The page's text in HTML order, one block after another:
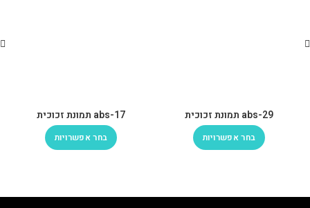
abs-29 תמונת זכוכית
בחר אפשרויות
abs-17 תמונת זכוכית
בחר אפשרויות